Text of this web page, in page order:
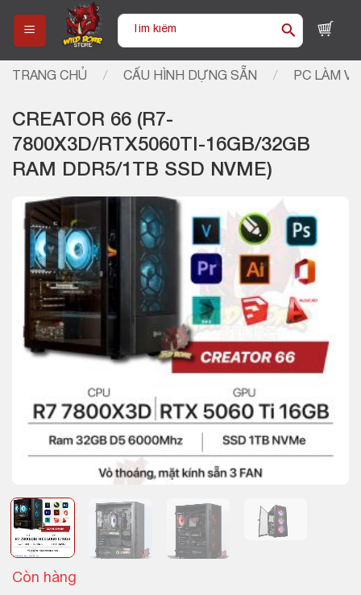
content
Tìm
TRANG CHỦ / CẤU HÌNH DỰNG SẴN / PC LÀM
CREATOR 66 (R7-
7800X3D/RTX5060TI-16GB/32GB
RAM DDR5/1TB SSD NVME)
Còn hàng